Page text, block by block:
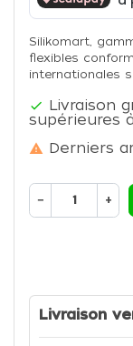
Silikomart,
flexibles
internationales
 Livraison
supérieures
 Derniers
− +
Livraison